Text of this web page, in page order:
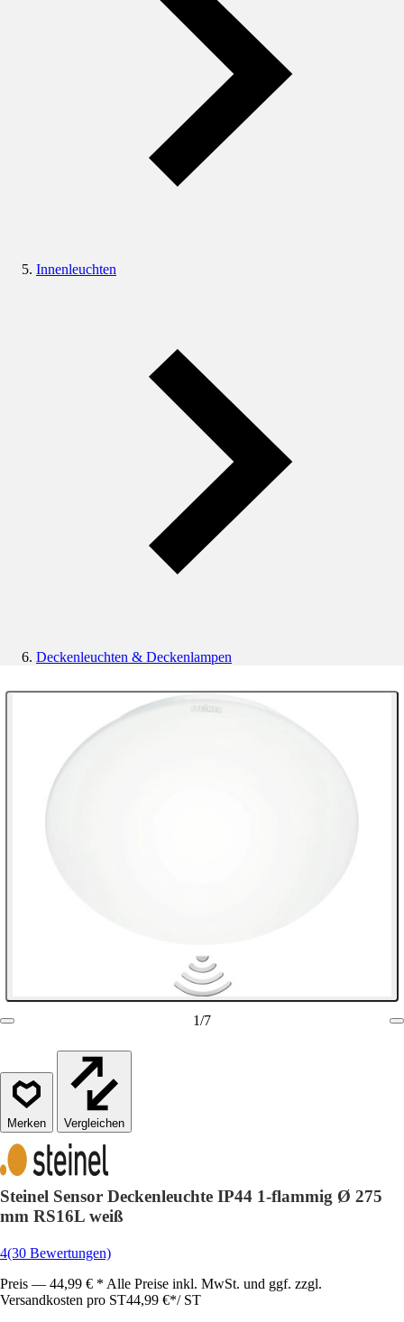
Innenleuchten
Deckenleuchten & Deckenlampen
1/7
Vergleichen
Steinel Sensor Deckenleuchte IP44 1-flammig Ø 275
mm RS16L weiß
4(30 Bewertungen)
Preis — 44,99 € * Alle Preise inkl. MwSt. und ggf. zzgl.
Versandkosten pro ST44,99 €*/ ST